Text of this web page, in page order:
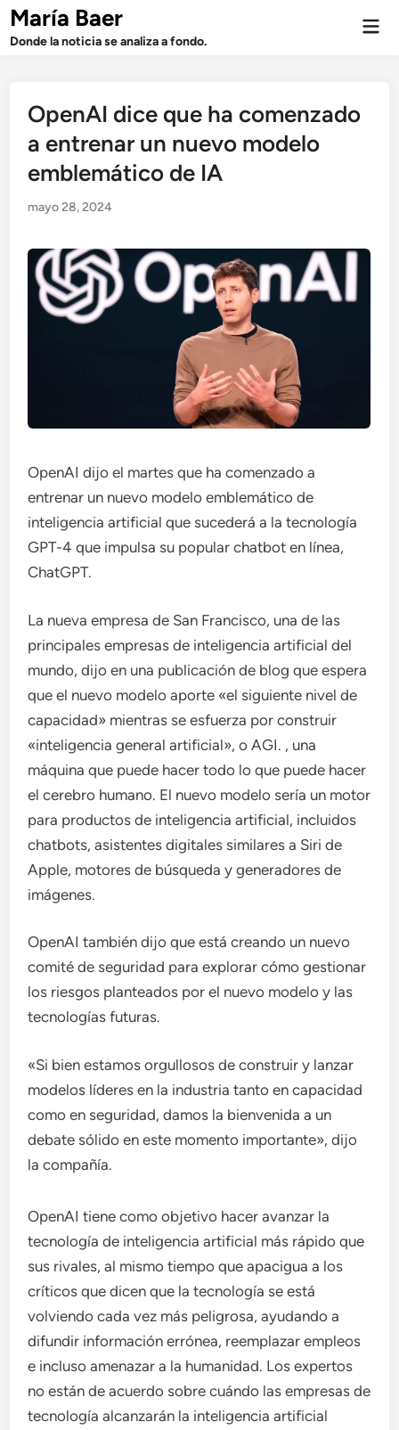
Saltar
contenido
María Baer
Donde la noticia se analiza a fondo.
OpenAI dice que ha comenzado
a entrenar un nuevo modelo
emblemático de IA
mayo 28, 2024
OpenAI dijo el martes que ha comenzado a
entrenar un nuevo modelo emblemático de
inteligencia artificial que sucederá a la tecnología
GPT-4 que impulsa su popular chatbot en línea,
ChatGPT.
La nueva empresa de San Francisco, una de las
principales empresas de inteligencia artificial del
mundo, dijo en una publicación de blog que espera
que el nuevo modelo aporte «el siguiente nivel de
capacidad» mientras se esfuerza por construir
«inteligencia general artificial», o AGI. , una
máquina que puede hacer todo lo que puede hacer
el cerebro humano. El nuevo modelo sería un motor
para productos de inteligencia artificial, incluidos
chatbots, asistentes digitales similares a Siri de
Apple, motores de búsqueda y generadores de
imágenes.
OpenAI también dijo que está creando un nuevo
comité de seguridad para explorar cómo gestionar
los riesgos planteados por el nuevo modelo y las
tecnologías futuras.
«Si bien estamos orgullosos de construir y lanzar
modelos líderes en la industria tanto en capacidad
como en seguridad, damos la bienvenida a un
debate sólido en este momento importante», dijo
la compañía.
OpenAI tiene como objetivo hacer avanzar la
tecnología de inteligencia artificial más rápido que
sus rivales, al mismo tiempo que apacigua a los
críticos que dicen que la tecnología se está
volviendo cada vez más peligrosa, ayudando a
difundir información errónea, reemplazar empleos
e incluso amenazar a la humanidad. Los expertos
no están de acuerdo sobre cuándo las empresas de
tecnología alcanzarán la inteligencia artificial